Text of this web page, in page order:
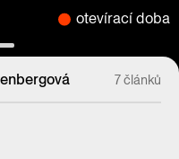
otevírací doba
7 článků